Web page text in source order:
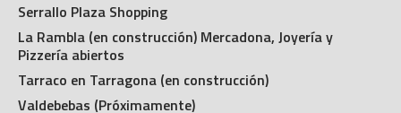
Serrallo Plaza Shopping
La Rambla (en construcción) Mercadona, Joyería y
Pizzería abiertos
Tarraco en Tarragona (en construcción)
Valdebebas (Próximamente)